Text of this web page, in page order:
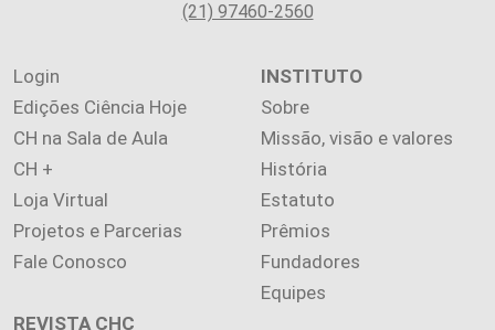
(21) 97460-2560
Login
Edições Ciência Hoje
CH na Sala de Aula
CH +
Loja Virtual
Projetos e Parcerias
Fale Conosco
INSTITUTO
Sobre
Missão, visão e valores
História
Estatuto
Prêmios
Fundadores
Equipes
REVISTA CHC